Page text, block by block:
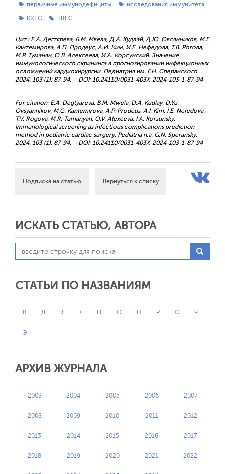
первичные иммунодефициты
исследования иммунитета
KREC
TREC
Цит.: Е.А. Дегтярева, Б.М. Мвела, Д.А. Кудлай, Д.Ю. Овсянников, М.Г.
Кантемирова, А.П. Продеус, А.И. Ким, И.Е. Нефедова, Т.В. Рогова,
М.Р. Туманян, О.В. Алексеева, И.А. Корсунский. Значение
иммунологического скрининга в прогнозировании инфекционных
осложнений кардиохирургии. Педиатрия им. Г.Н. Сперанского.
2024; 103 (1): 87-94. – DOI: 10.24110/0031-403X-2024-103-1-87-94
For citation: E.A. Degtyareva, B.M. Mwela, D.A. Kudlay, D.Yu.
Ovsyannikov, M.G. Kantemirova, A.P. Prodeus, A.I. Kim, I.E. Nefedova,
T.V. Rogova, M.R. Tumanyan, O.V. Alexeeva, I.A. Korsunsky.
Immunological screening as infectious complications prediction
method in pediatric cardiac surgery. Pediatria n.a. G.N. Speransky.
2024; 103 (1): 87-94. – DOI: 10.24110/0031-403X-2024-103-1-87-94
Подписка на статью Вернуться к списку
ИСКАТЬ СТАТЬЮ, АВТОРА
СТАТЬИ ПО НАЗВАНИЯМ
В Д З К Н О П Р С Ч
Э
АРХИВ ЖУРНАЛА
2003 2004 2005 2006 2007
2008 2009 2010 2011 2012
2013 2014 2015 2016 2017
2018 2019 2020 2021 2022